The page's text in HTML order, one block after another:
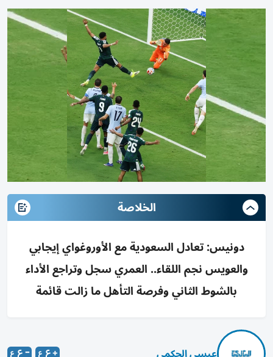
الخلاصة
دونيس: تعادل السعودية مع الأوروغواي إيجابي
والعويس نجم اللقاء.. العمري سجل وتراجع الأداء
بالشوط الثاني وفرصة التأهل ما زالت قائمة